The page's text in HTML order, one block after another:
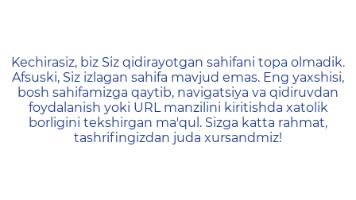
404 — Страница не
Kechirasiz, biz Siz qidirayotgan sahifani topa olmadik.
Afsuski, Siz izlagan sahifa mavjud emas. Eng yaxshisi,
bosh sahifamizga qaytib, navigatsiya va qidiruvdan
foydalanish yoki URL manzilini kiritishda xatolik
borligini tekshirgan ma'qul. Sizga katta rahmat,
tashrifingizdan juda xursandmiz!